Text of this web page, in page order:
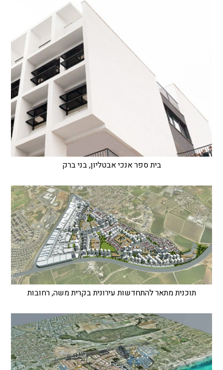
בית ספר אנכי אבטליון, בני ברק
תוכנית מתאר להתחדשות עירונית בקרית משה, רחובות